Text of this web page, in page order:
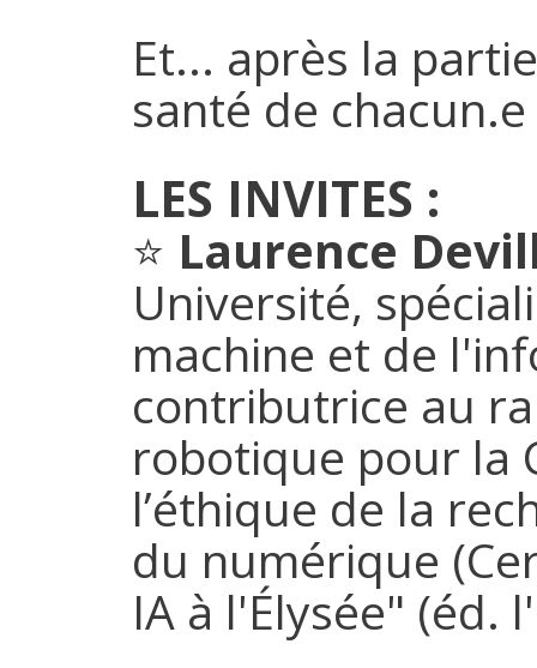
Et... après la
santé de chacun.e
LES INVITES :
⭐ Laurence
Université,
machine et de
contributrice au
robotique pour la
l’éthique de la
du numérique
IA à l'Élysée" (éd.